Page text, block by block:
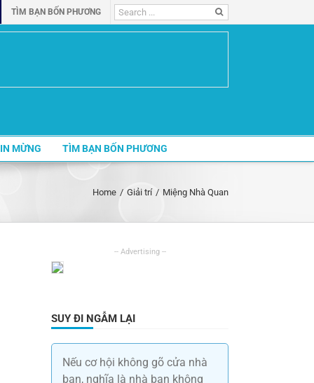
TÌM BẠN BỐN PHƯƠNG
Search
for:
MỪNG TÌM BẠN BỐN PHƯƠNG
Home / Giải trí / Miệng Nhà Quan
SUY ĐI NGẪM LẠI
Nếu cơ hội không gõ cửa nhà
bạn, nghĩa là nhà bạn không